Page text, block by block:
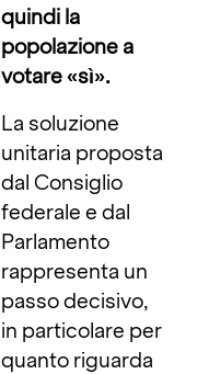
quindi la
popolazione a
votare «sì».
La soluzione
unitaria proposta
dal Consiglio
federale e dal
Parlamento
rappresenta un
passo decisivo,
in particolare per
quanto riguarda